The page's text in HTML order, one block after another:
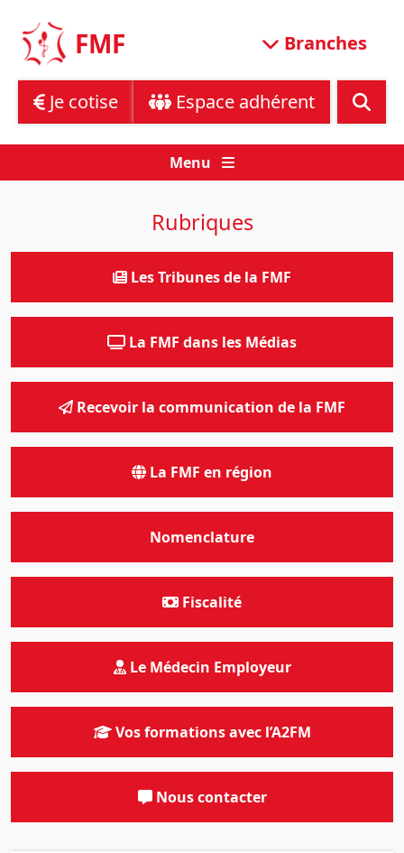
content
FMF Branches
Je cotise Espace adhérent
Menu
Rubriques
Les Tribunes de la FMF
La FMF dans les Médias
Recevoir la communication de la FMF
La FMF en région
Nomenclature
Fiscalité
Le Médecin Employeur
Vos formations avec l’A2FM
Nous contacter